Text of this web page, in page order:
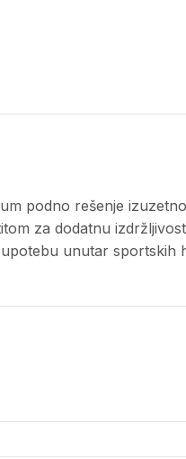
podno rešenje
za dodatnu
unutar sportskih